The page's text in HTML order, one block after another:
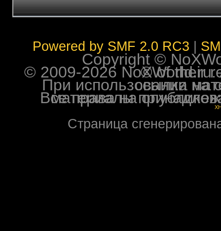
Powered by SMF 2.0 RC3
Copyright ©
© 2009-2026 NoXWorld.ru. All
При использовании
Все права на опубликованные на форуме
Страница